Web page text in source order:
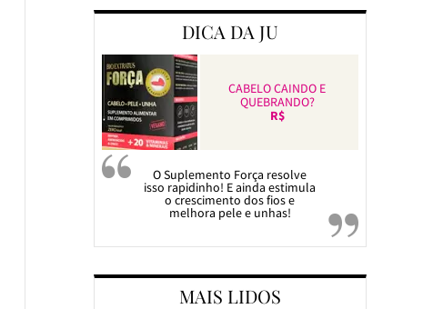
DICA DA JU
CABELO CAINDO E
QUEBRANDO?
R$
O Suplemento Força resolve
isso rapidinho! E ainda estimula
o crescimento dos fios e
melhora pele e unhas!
MAIS LIDOS